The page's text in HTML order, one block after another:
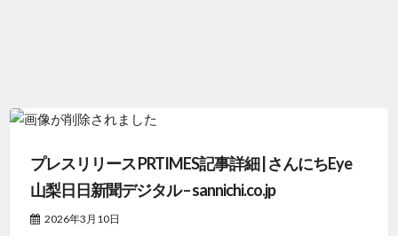
プレスリリース PRTIMES記事詳細 | さんにちEye
山梨日日新聞デジタル – sannichi.co.jp
2026年3月10日